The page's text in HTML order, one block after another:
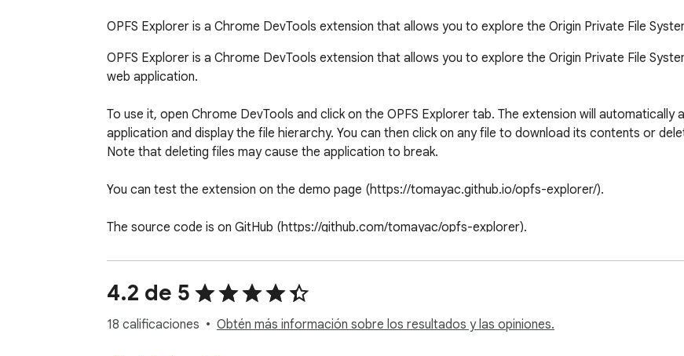
OPFS Explorer is a Chrome DevTools extension that allows you to explore the Origin Private File
OPFS Explorer is a Chrome DevTools extension that allows you to explore the Origin Private File
web application.
To use it, open Chrome DevTools and click on the OPFS Explorer tab. The extension will automatically
application and display the file hierarchy. You can then click on any file to download its contents or
Note that deleting files may cause the application to break.
You can test the extension on the demo page (https://tomayac.github.io/opfs-explorer/).
The source code is on GitHub (https://github.com/tomayac/opfs-explorer).
4.2 de 5
18 calificaciones Obtén más información sobre los resultados y las opiniones.